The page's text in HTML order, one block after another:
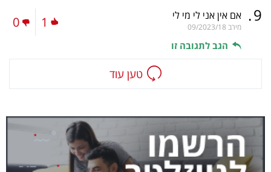
9
. אם אין אני לי מי לי
מירב 09/2023/18
הגב לתגובה זו
1
0
טען עוד